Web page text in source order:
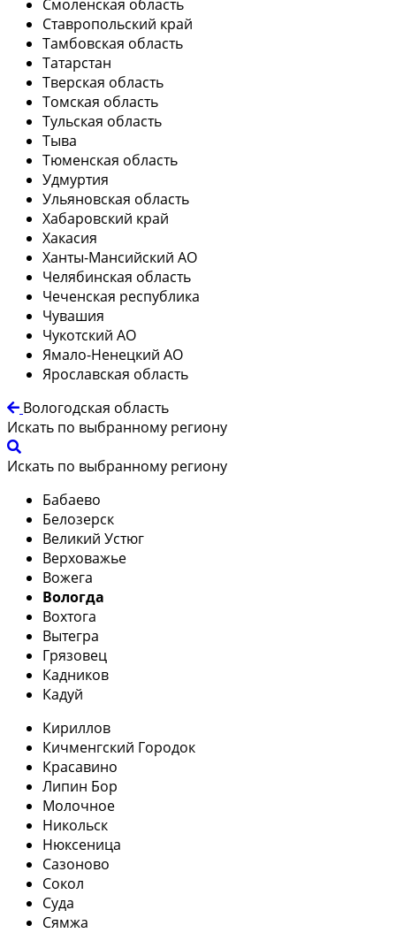
Смоленская область
Ставропольский край
Тамбовская область
Татарстан
Тверская область
Томская область
Тульская область
Тыва
Тюменская область
Удмуртия
Ульяновская область
Хабаровский край
Хакасия
Ханты-Мансийский АО
Челябинская область
Чеченская республика
Чувашия
Чукотский АО
Ямало-Ненецкий АО
Ярославская область
Вологодская область
Искать по выбранному региону
Искать по выбранному региону
Бабаево
Белозерск
Великий Устюг
Верховажье
Вожега
Вологда
Вохтога
Вытегра
Грязовец
Кадников
Кадуй
Кириллов
Кичменгский Городок
Красавино
Липин Бор
Молочное
Никольск
Нюксеница
Сазоново
Сокол
Суда
Сямжа